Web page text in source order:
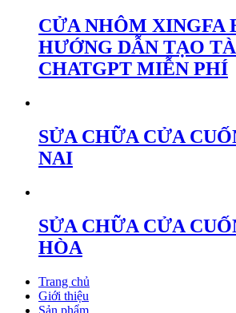
CỬA NHÔM XINGFA
HƯỚNG DẪN TẠO
CHATGPT MIỄN PHÍ
SỬA CHỮA CỬA
NAI
SỬA CHỮA CỬA
HÒA
Trang chủ
Giới thiệu
Sản phẩm